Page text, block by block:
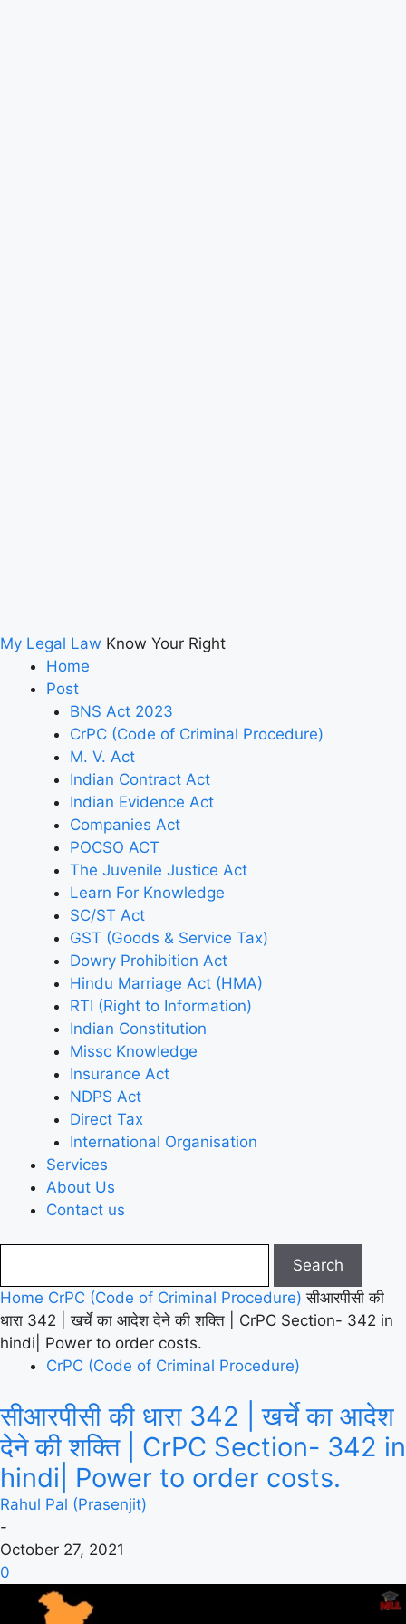
My Legal Law Know Your Right
Home
Post
BNS Act 2023
CrPC (Code of Criminal Procedure)
M. V. Act
Indian Contract Act
Indian Evidence Act
Companies Act
POCSO ACT
The Juvenile Justice Act
Learn For Knowledge
SC/ST Act
GST (Goods & Service Tax)
Dowry Prohibition Act
Hindu Marriage Act (HMA)
RTI (Right to Information)
Indian Constitution
Missc Knowledge
Insurance Act
NDPS Act
Direct Tax
International Organisation
Services
About Us
Contact us
Home CrPC (Code of Criminal Procedure) सीआरपीसी की
धारा 342 | खर्चे का आदेश देने की शक्ति | CrPC Section- 342 in
hindi| Power to order costs.
CrPC (Code of Criminal Procedure)
सीआरपीसी की धारा 342 | खर्चे का आदेश
देने की शक्ति | CrPC Section- 342 in
hindi| Power to order costs.
Rahul Pal (Prasenjit)
-
October 27, 2021
0